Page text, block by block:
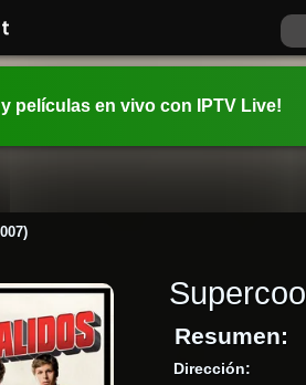
películas en vivo con IPTV Live!
Resumen:
Dirección: